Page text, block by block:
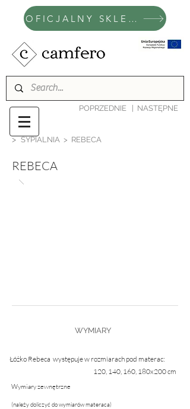
OFICJALNY SKLEP CAMFERO
POPRZEDNIE NASTĘPNE
>SYPIALNIA > REBECA
REBECA
WYMIARY
Łóżko Rebeca występuje w rozmiarach pod materac:
120, 140, 160, 180x200 cm
Wymiary zewnętrzne
(należy doliczyć do wymiarów materaca)